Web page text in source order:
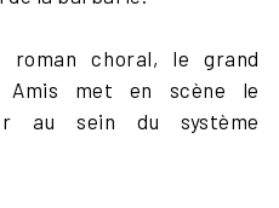
roman choral, le grand
Amis met en scène le
au sein du système